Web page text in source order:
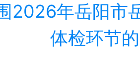
2026年岳阳市
体检环节